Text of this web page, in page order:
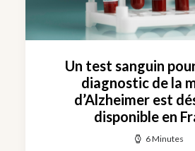
Un test sanguin
diagnostic de la
d’Alzheimer est
disponible en
6 Minutes